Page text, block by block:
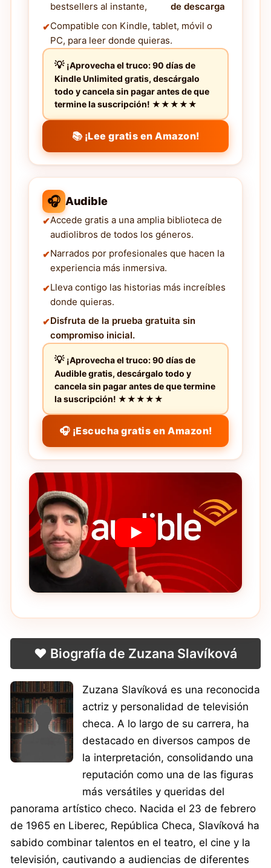
bestsellers al instante,
de descarga
Compatible con Kindle, tablet, móvil o
PC, para leer donde quieras.
¡Aprovecha el truco: 90 días de
Kindle Unlimited gratis, descárgalo
todo y cancela sin pagar antes de que
termine la suscripción! ★★★★★
📚 ¡Lee gratis en Amazon!
🎧 Audible
Accede gratis a una amplia biblioteca de
audiolibros de todos los géneros.
Narrados por profesionales que hacen la
experiencia más inmersiva.
Lleva contigo las historias más increíbles
donde quieras.
Disfruta de la prueba gratuita sin
compromiso inicial.
¡Aprovecha el truco: 90 días de
Audible gratis, descárgalo todo y
cancela sin pagar antes de que termine
la suscripción! ★★★★★
🎧 ¡Escucha gratis en Amazon!
❤️ Biografía de Zuzana Slavíková
Zuzana Slavíková es una reconocida
actriz y personalidad de televisión
checa. A lo largo de su carrera, ha
destacado en diversos campos de
la interpretación, consolidando una
reputación como una de las figuras
más versátiles y queridas del
panorama artístico checo. Nacida el 23 de febrero
de 1965 en Liberec, República Checa, Slavíková ha
sabido combinar talentos en el teatro, el cine y la
televisión, cautivando a audiencias de diferentes